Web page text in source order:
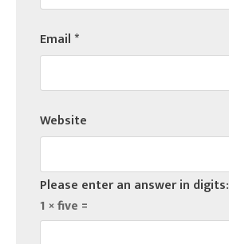
Email*
Website
Please enter an answer in digits:
1 × five =